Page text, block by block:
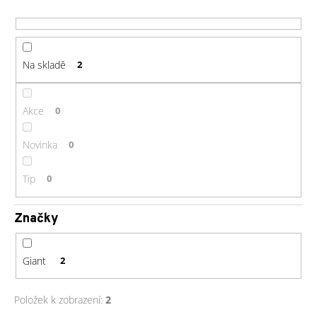
o
d
u
k
ů
Na skladě 2
Akce 0
Novinka 0
Tip 0
Značky
Giant 2
Položek k zobrazení: 2
a
j
?
D
o
u